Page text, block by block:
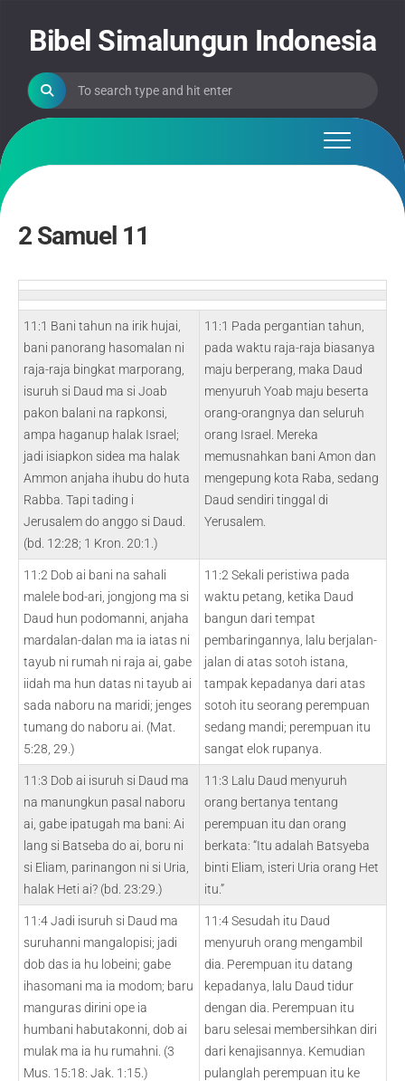
contentBibel Simalungun Indonesia
2 Samuel 11
11:1 Bani tahun na irik hujai,
bani panorang hasomalan ni
raja-raja bingkat marporang,
isuruh si Daud ma si Joab
pakon balani na rapkonsi,
ampa haganup halak Israel;
jadi isiapkon sidea ma halak
Ammon anjaha ihubu do huta
Rabba. Tapi tading i
Jerusalem do anggo si Daud.
(bd. 12:28; 1 Kron. 20:1.)
11:1 Pada pergantian tahun,
pada waktu raja-raja biasanya
maju berperang, maka Daud
menyuruh Yoab maju beserta
orang-orangnya dan seluruh
orang Israel. Mereka
memusnahkan bani Amon dan
mengepung kota Raba, sedang
Daud sendiri tinggal di
Yerusalem.
11:2 Dob ai bani na sahali
malele bod-ari, jongjong ma si
Daud hun podomanni, anjaha
mardalan-dalan ma ia iatas ni
tayub ni rumah ni raja ai, gabe
iidah ma hun datas ni tayub ai
sada naboru na maridi; jenges
tumang do naboru ai. (Mat.
5:28, 29.)
11:2 Sekali peristiwa pada
waktu petang, ketika Daud
bangun dari tempat
pembaringannya, lalu berjalan-
jalan di atas sotoh istana,
tampak kepadanya dari atas
sotoh itu seorang perempuan
sedang mandi; perempuan itu
sangat elok rupanya.
11:3 Dob ai isuruh si Daud ma
na manungkun pasal naboru
ai, gabe ipatugah ma bani: Ai
lang si Batseba do ai, boru ni
si Eliam, parinangon ni si Uria,
halak Heti ai? (bd. 23:29.)
11:3 Lalu Daud menyuruh
orang bertanya tentang
perempuan itu dan orang
berkata: “Itu adalah Batsyeba
binti Eliam, isteri Uria orang Het
itu.”
11:4 Jadi isuruh si Daud ma
suruhanni mangalopisi; jadi
dob das ia hu lobeini; gabe
ihasomani ma ia modom; baru
manguras dirini ope ia
humbani habutakonni, dob ai
mulak ma ia hu rumahni. (3
Mus. 15:18: Jak. 1:15.)
11:4 Sesudah itu Daud
menyuruh orang mengambil
dia. Perempuan itu datang
kepadanya, lalu Daud tidur
dengan dia. Perempuan itu
baru selesai membersihkan diri
dari kenajisannya. Kemudian
pulanglah perempuan itu ke